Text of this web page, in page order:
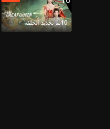
10تم تجديد الحلقة